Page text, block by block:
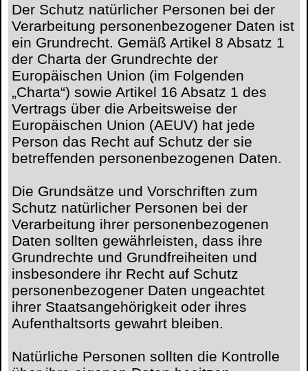
Der Schutz natürlicher Personen bei der
Verarbeitung personenbezogener Daten ist
ein Grundrecht. Gemäß Artikel 8 Absatz 1
der Charta der Grundrechte der
Europäischen Union (im Folgenden
„Charta“) sowie Artikel 16 Absatz 1 des
Vertrags über die Arbeitsweise der
Europäischen Union (AEUV) hat jede
Person das Recht auf Schutz der sie
betreffenden personenbezogenen Daten.
Die Grundsätze und Vorschriften zum
Schutz natürlicher Personen bei der
Verarbeitung ihrer personenbezogenen
Daten sollten gewährleisten, dass ihre
Grundrechte und Grundfreiheiten und
insbesondere ihr Recht auf Schutz
personenbezogener Daten ungeachtet
ihrer Staatsangehörigkeit oder ihres
Aufenthaltsorts gewahrt bleiben.
Natürliche Personen sollten die Kontrolle